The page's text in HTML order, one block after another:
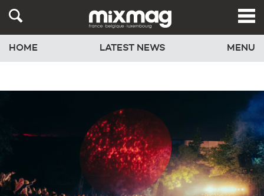
HOME LATEST NEWS MENU